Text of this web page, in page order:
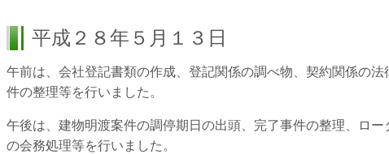
平成２８年５月１３日
午前は、会社登記書類の作成、登記関係の調べ物、契約関係の
件の整理等を行いました。
午後は、建物明渡案件の調停期日の出頭、完了事件の整理、ロ
の会務処理等を行いました。